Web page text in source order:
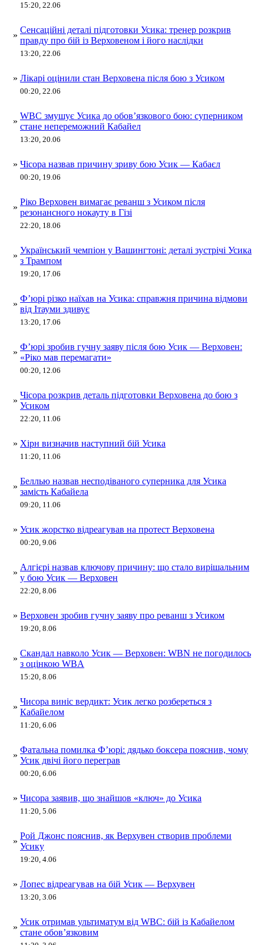
15:20, 22.06
»
Сенсаційні деталі підготовки Усика: тренер розкрив
правду про бій із Верховеном і його наслідки
13:20, 22.06
» Лікарі оцінили стан Верховена після бою з Усиком
00:20, 22.06
»
WBC змушує Усика до обов’язкового бою: суперником
стане непереможний Кабайел
13:20, 20.06
» Чісора назвав причину зриву бою Усик — Кабаєл
00:20, 19.06
»
Ріко Верховен вимагає реванш з Усиком після
резонансного нокауту в Гізі
22:20, 18.06
»
Український чемпіон у Вашингтоні: деталі зустрічі Усика
з Трампом
19:20, 17.06
»
Ф’юрі різко наїхав на Усика: справжня причина відмови
від Ітауми здивує
13:20, 17.06
»
Ф’юрі зробив гучну заяву після бою Усик — Верховен:
«Ріко мав перемагати»
00:20, 12.06
»
Чісора розкрив деталь підготовки Верховена до бою з
Усиком
22:20, 11.06
» Хірн визначив наступний бій Усика
11:20, 11.06
»
Беллью назвав несподіваного суперника для Усика
замість Кабайела
09:20, 11.06
» Усик жорстко відреагував на протест Верховена
00:20, 9.06
»
Алгієрі назвав ключову причину: що стало вирішальним
у бою Усик — Верховен
22:20, 8.06
» Верховен зробив гучну заяву про реванш з Усиком
19:20, 8.06
»
Скандал навколо Усик — Верховен: WBN не погодилось
з оцінкою WBA
15:20, 8.06
»
Чисора виніс вердикт: Усик легко розбереться з
Кабайелом
11:20, 6.06
»
Фатальна помилка Ф’юрі: дядько боксера пояснив, чому
Усик двічі його переграв
00:20, 6.06
» Чисора заявив, що знайшов «ключ» до Усика
11:20, 5.06
»
Рой Джонс пояснив, як Верхувен створив проблеми
Усику
19:20, 4.06
» Лопес відреагував на бій Усик — Верхувен
13:20, 3.06
»
Усик отримав ультиматум від WBC: бій із Кабайелом
стане обов’язковим